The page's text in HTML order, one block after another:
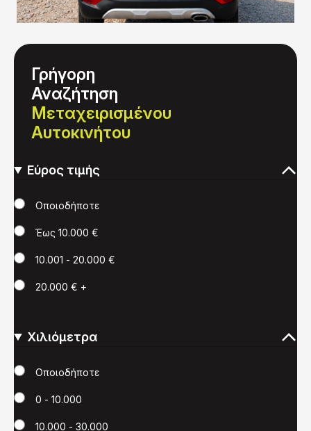
Γρήγορη
Αναζήτηση
Μεταχειρισμένου
Αυτοκινήτου
Εύρος τιμής
ΤιμήΟποιοδήποτε
Έως 10.000 €
10.001 - 20.000 €
20.000 € +
Χιλιόμετρα
Χιλιόμετρα
Οποιοδήποτε
0 - 10.000
10.000 - 30.000